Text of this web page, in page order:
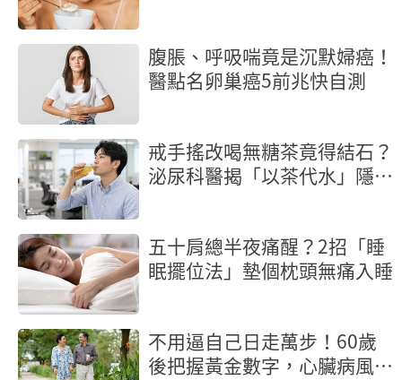
腹脹、呼吸喘竟是沉默婦癌！
醫點名卵巢癌5前兆快自測
戒手搖改喝無糖茶竟得結石？
泌尿科醫揭「以茶代水」隱形
五十肩總半夜痛醒？2招「睡
眠擺位法」墊個枕頭無痛入睡
不用逼自己日走萬步！60歲
後把握黃金數字，心臟病風險